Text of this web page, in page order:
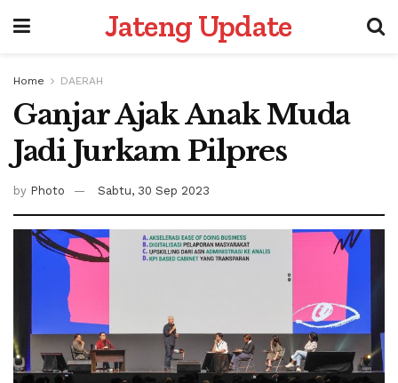
Jateng Update
Home DAERAH
Ganjar Ajak Anak Muda
Jadi Jurkam Pilpres
by Photo Sabtu, 30 Sep 2023